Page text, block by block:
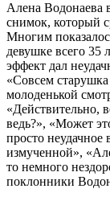
Алена Водонаева
снимок, который
Многим
девушке всего 35
эффект дал
«Совсем
молоденькой
«Действительно,
ведь?», «Может
просто
измученной»,
то немного
поклонники